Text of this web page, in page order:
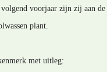
voorjaar zijn zij aan
plant.
met uitleg: